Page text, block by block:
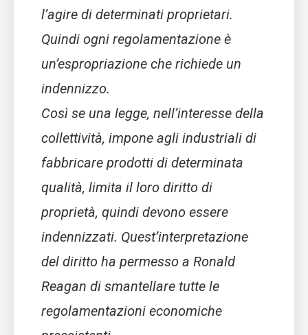
l’agire di determinati proprietari.
Quindi ogni regolamentazione è
un’espropriazione che richiede un
indennizzo.
Così se una legge, nell’interesse della
collettività, impone agli industriali di
fabbricare prodotti di determinata
qualità, limita il loro diritto di
proprietà, quindi devono essere
indennizzati. Quest’interpretazione
del diritto ha permesso a Ronald
Reagan di smantellare tutte le
regolamentazioni economiche